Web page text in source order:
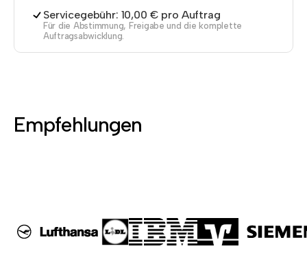
Servicegebühr: 10,00 € pro Auftrag
Für die Abstimmung, Freigabe und die komplette
Auftragsabwicklung.
Empfehlungen